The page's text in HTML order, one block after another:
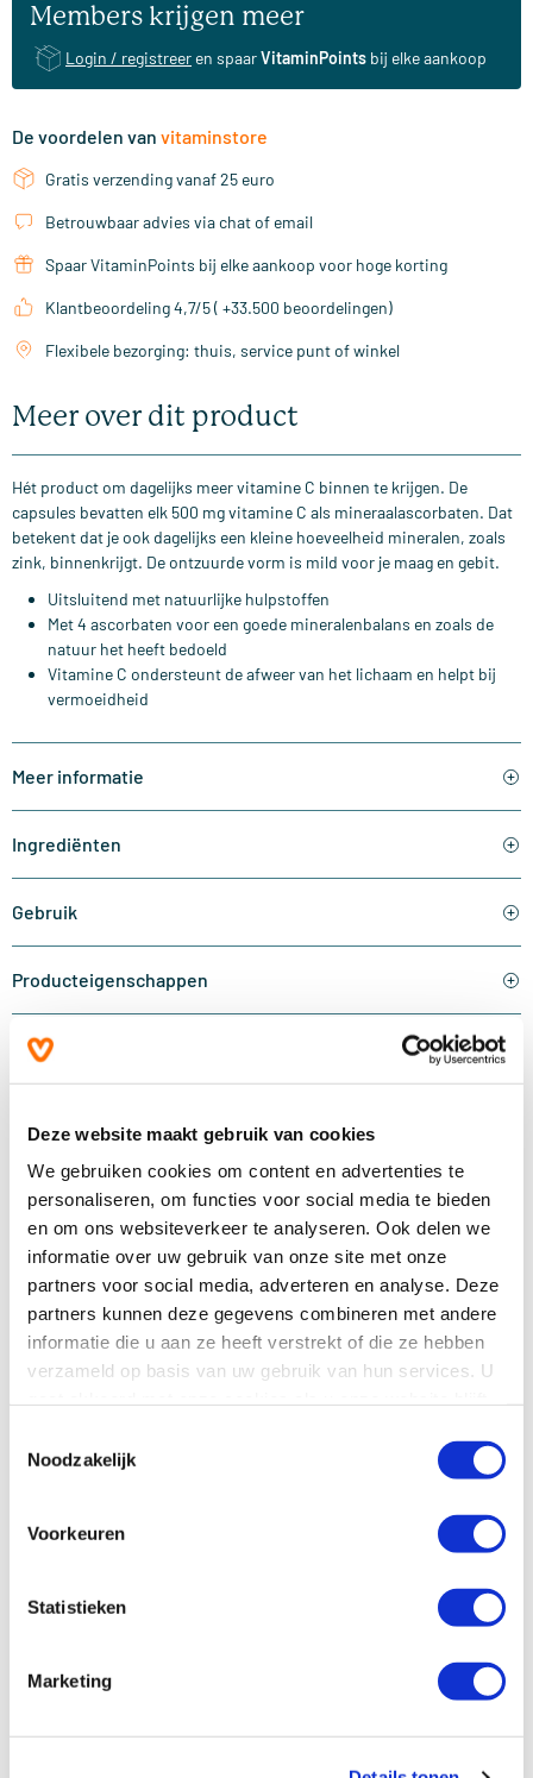
Deze website maakt gebruik van cookies
We gebruiken cookies om content en advertenties te
personaliseren, om functies voor social media te bieden
en om ons websiteverkeer te analyseren. Ook delen we
informatie over uw gebruik van onze site met onze
partners voor social media, adverteren en analyse. Deze
partners kunnen deze gegevens combineren met andere
informatie die u aan ze heeft verstrekt of die ze hebben
verzameld op basis van uw gebruik van hun services. U
Noodzakelijk
Voorkeuren
Statistieken
Marketing
Members krijgen meer
Login / registreer en spaarVitaminPoints bij elke aankoop
De voordelen van vitaminstore
Gratis verzending vanaf 25 euro
Betrouwbaar advies via chat of email
Spaar VitaminPoints bij elke aankoop voor hoge korting
Klantbeoordeling 4,7/5 ( +33.500 beoordelingen)
Flexibele bezorging: thuis, service punt of winkel
Meer over dit product
Hét product om dagelijks meer vitamine C binnen te krijgen. De
capsules bevatten elk 500 mg vitamine C als mineraalascorbaten. Dat
betekent dat je ook dagelijks een kleine hoeveelheid mineralen, zoals
zink, binnenkrijgt. De ontzuurde vorm is mild voor je maag en gebit.
Uitsluitend met natuurlijke hulpstoffen
Met 4 ascorbaten voor een goede mineralenbalans en zoals de
natuur het heeft bedoeld
Vitamine C ondersteunt de afweer van het lichaam en helpt bij
vermoeidheid
Meer informatie
Ingrediënten
Gebruik
Producteigenschappen
Waarschuwingen
Vragen(0)
Bestel & bezorginformatie
Gerelateerde categorieën
Anderen bekeken ook:
250 gram